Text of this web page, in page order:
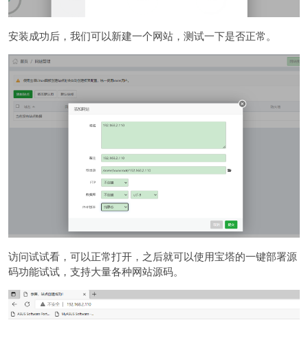
安装成功后，我们可以新建一个网站，测试一下是否正常。
访问试试看，可以正常打开，之后就可以使用宝塔的一键部署源
码功能试试，支持大量各种网站源码。